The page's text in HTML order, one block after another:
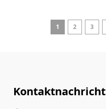
1 2 3
Kontaktnachricht